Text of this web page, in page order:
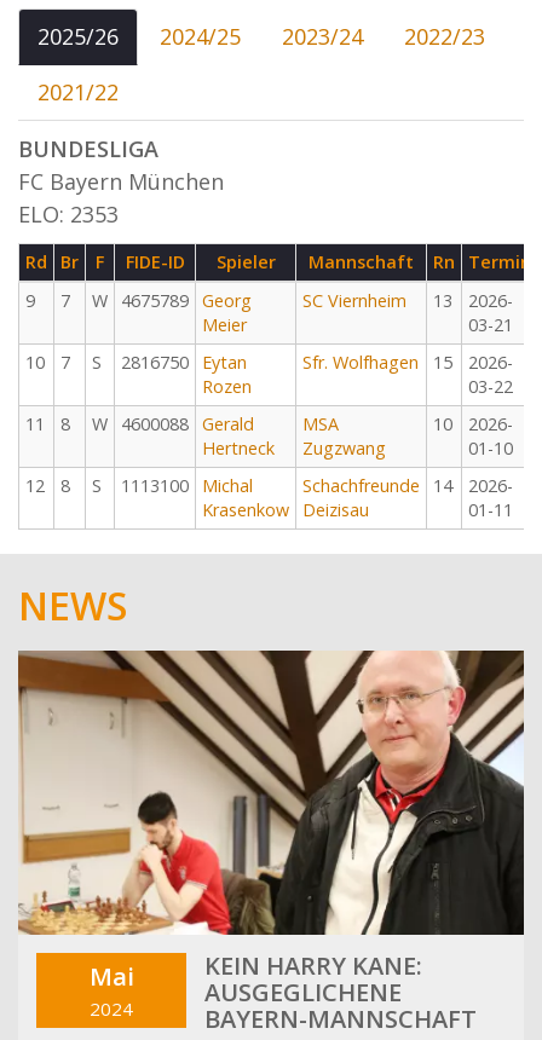
2025/26 2024/25 2023/24
2022/23
2021/22
BUNDESLIGA
FC Bayern München
ELO: 2353
Rd Br F FIDE-ID Spieler Mannschaft Rn
Termin
9
7 W 4675789 Georg
Meier
SC Viernheim 13
2026-
03-21
10
7 S 2816750
Eytan
Rozen
Sfr. Wolfhagen 15
2026-
03-22
11
8 W 4600088 Gerald
Hertneck
MSA
Zugzwang
10
2026-
01-10
12
8 S 1113100
Michal
Krasenkow
Schachfreunde
Deizisau
14
2026-
01-11
NEWS
Mai
2024
KEIN HARRY KANE:
AUSGEGLICHENE
BAYERN-MANNSCHAFT